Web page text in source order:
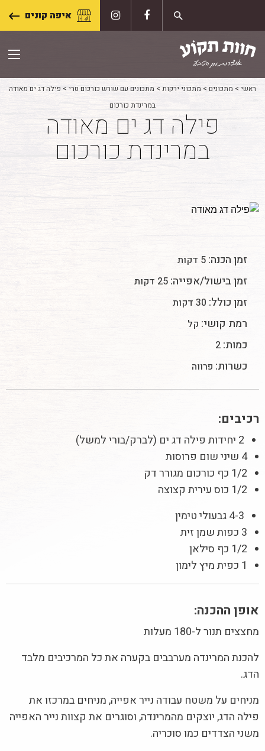
content
איפה קונים
ראשי > מתכונים > מתכוני ירקות > מתכונים עם שורש כורכום טרי > פילה דג ים מאודה
במרינדת כורכום
פילה דג ים מאודה
במרינדת כורכום
זמן הכנה: 5 דקות
זמן בישול/אפייה: 25 דקות
זמן כולל: 30 דקות
רמת קושי: קל
כמות: 2
כשרות: פרווה
רכיבים:
2 יחידות פילה דג ים (לברק/בורי למשל)
4 שיני שום פרוסות
1/2 כף כורכום מגורר דק
1/2 כוס עירית קצוצה
4-3 גבעולי טימין
3 כפות שמן זית
1/2 כף סילאן
1 כפית מיץ לימון
אופן ההכנה:
מחצצים תנור ל-180 מעלות
להכנת המרינדה מערבבים בקערה את כל המרכיבים מלבד
הדג.
מניחים על משטח עבודה נייר אפייה, מניחים במרכזו את
פילה הדג, יוצקים מהמרינדה, וסוגרים את קצוות נייר האפייה
משני הצדדים כמו סוכריה.